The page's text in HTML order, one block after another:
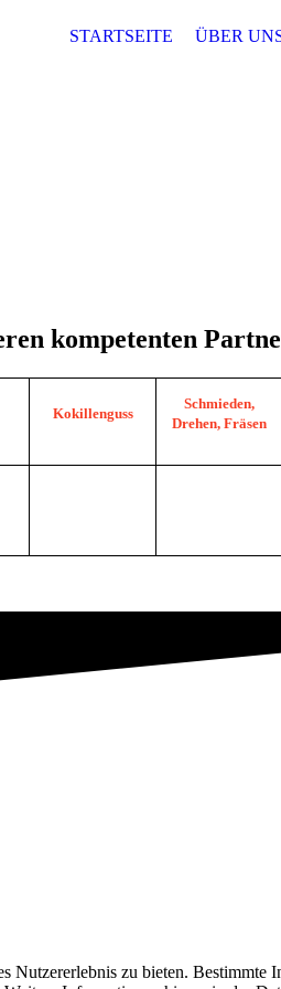
STARTSEITE ÜBER
kompetenten
Kokillenguss
Schmieden,
Drehen, Fräsen
Nutzererlebnis zu bieten.